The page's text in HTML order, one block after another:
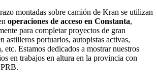
montadas sobre camión de Kran se utilizan
operaciones de acceso en Constanta,
para completar proyectos de gran
astilleros portuarios, autopistas activas,
etc. Estamos dedicados a mostrar nuestros
en trabajos en altura en la provincia con